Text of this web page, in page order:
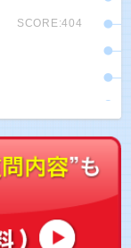
SCORE:404